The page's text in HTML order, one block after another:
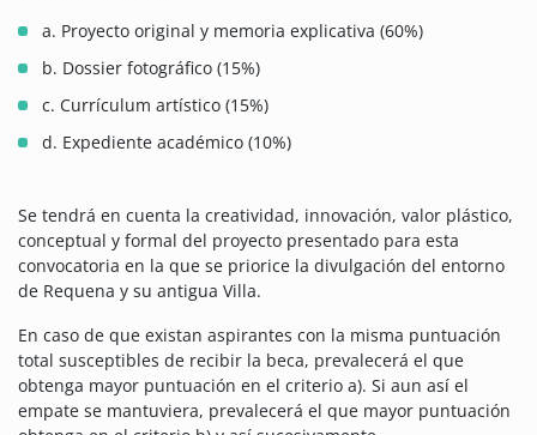
a. Proyecto original y memoria explicativa (60%)
b. Dossier fotográfico (15%)
c. Currículum artístico (15%)
d. Expediente académico (10%)
Se tendrá en cuenta la creatividad, innovación, valor plástico,
conceptual y formal del proyecto presentado para esta
convocatoria en la que se priorice la divulgación del entorno
de Requena y su antigua Villa.
En caso de que existan aspirantes con la misma puntuación
total susceptibles de recibir la beca, prevalecerá el que
obtenga mayor puntuación en el criterio a). Si aun así el
empate se mantuviera, prevalecerá el que mayor puntuación